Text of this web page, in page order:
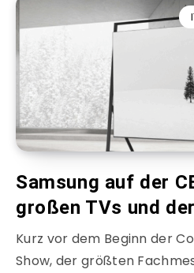
Samsung auf der
großen TVs und
Kurz vor dem Beginn der
Show, der größten